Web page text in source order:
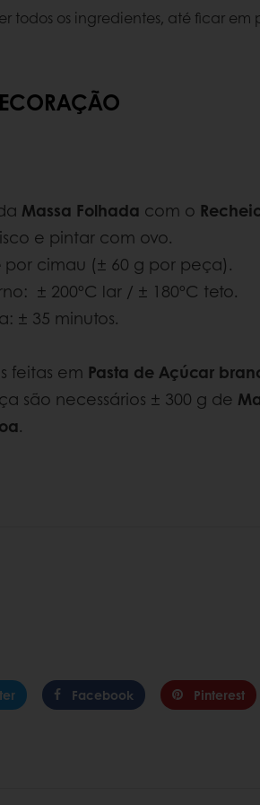
todos os ingredientes, até ficar em
Massa Folhada com o
e pintar com ovo.
por cimau (± 60 g por peça).
± 200ºC lar / ± 180ºC teto.
± 35 minutos.
feitas em Pasta de Açúcar
são necessários ± 300 g de
.
Facebook Pinterest